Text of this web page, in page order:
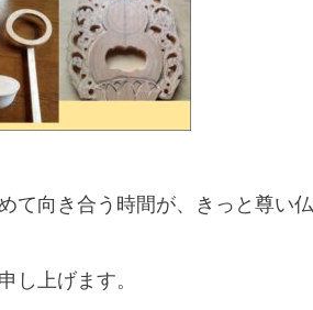
て向き合う時間が、きっと尊い
し上げます。